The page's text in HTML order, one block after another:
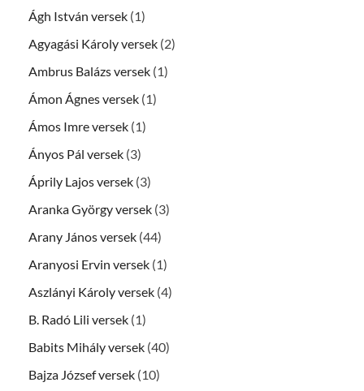
Ágh István versek (1)
Agyagási Károly versek (2)
Ambrus Balázs versek (1)
Ámon Ágnes versek (1)
Ámos Imre versek (1)
Ányos Pál versek (3)
Áprily Lajos versek (3)
Aranka György versek (3)
Arany János versek (44)
Aranyosi Ervin versek (1)
Aszlányi Károly versek (4)
B. Radó Lili versek (1)
Babits Mihály versek (40)
Bajza József versek (10)